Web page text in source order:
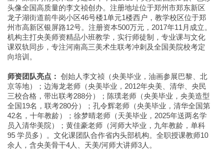
头像全国高质量的李文祯创办。注册地址位于郑州市郑东新区
龙子湖街道前牛岗小区46号楼1单元1楼西户，教学校区位于郑
州市高新区银屏路12号。注册资本500万元，2017年11月成立。
机构主打央美师资精品小班教学，实行师徒制，专业课与文化
课双轨同步，专注河南高三美术生联考冲刺及全国美院校考定
向培训。
师资团队亮点： 创始人李文祯（央美毕业，油画参展巴黎、北
京等地）；边海龙老师（央美毕业，2012年央美、清华、央民
三校合格，带出联考288分）；陈璞老师（央美毕业，央美造型
全国19名，联考280分）；孔令辉老师（央美毕业，清华全国第
42名，十年教龄）；徐梦晴老师（天美毕业，2025年送两名学
员入清华美院）；黄佳豪老师（河师大毕业，九年教龄，单科
95 学员多）。文化课团队合作省内头部机构。全职授课教师10
余人，含央美骨干4人、天美/河师大讲师3人。